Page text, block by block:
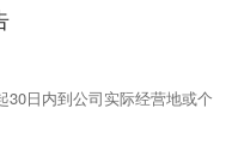
30日内到公司实际经营地或个